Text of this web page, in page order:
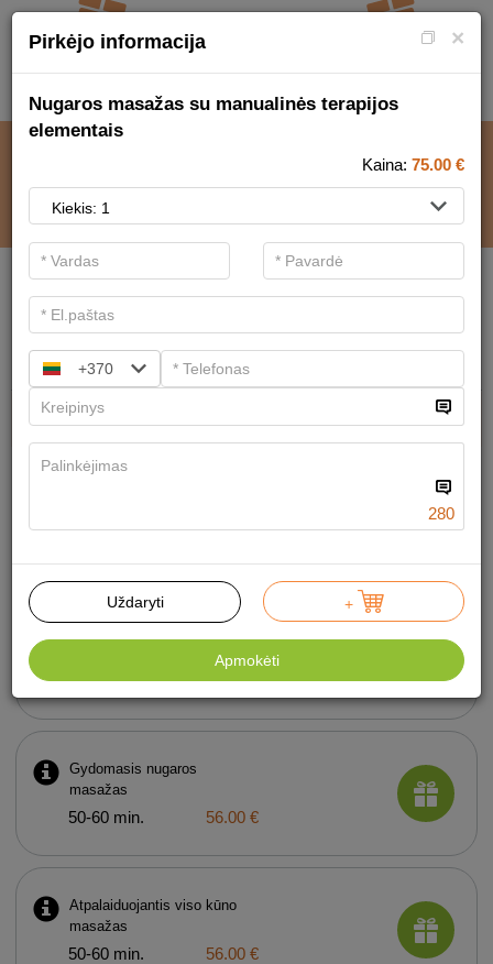
.
Ieškoti
Masažai
Turime26pasiūlymų
50-60 min. 56.00 €
Gydomasis nugaros
masažas
50-60 min. 56.00 €
Atpalaiduojantis viso kūno
masažas
50-60 min. 56.00 €
×
Pirkėjo informacija
Nugaros masažas su manualinės terapijos
elementais
Kaina: 75.00 €
+370
280
Uždaryti +
Apmokėti